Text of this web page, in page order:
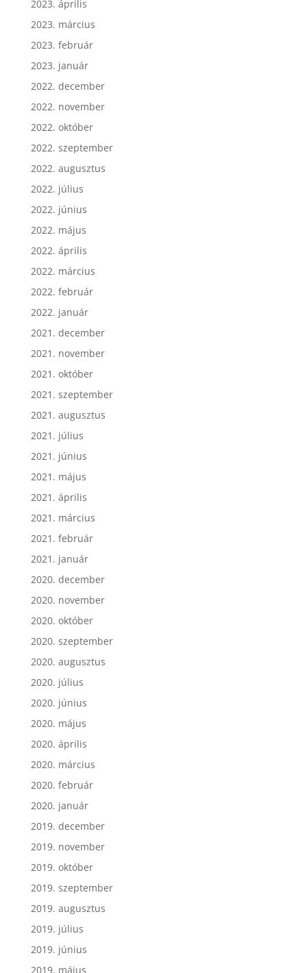
2023. április
2023. március
2023. február
2023. január
2022. december
2022. november
2022. október
2022. szeptember
2022. augusztus
2022. július
2022. június
2022. május
2022. április
2022. március
2022. február
2022. január
2021. december
2021. november
2021. október
2021. szeptember
2021. augusztus
2021. július
2021. június
2021. május
2021. április
2021. március
2021. február
2021. január
2020. december
2020. november
2020. október
2020. szeptember
2020. augusztus
2020. július
2020. június
2020. május
2020. április
2020. március
2020. február
2020. január
2019. december
2019. november
2019. október
2019. szeptember
2019. augusztus
2019. július
2019. június
2019. május